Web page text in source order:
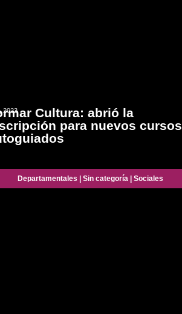
2023
Cultura: abrió la
para nuevos cursos
Departamentales |Sin categoría |Sociales